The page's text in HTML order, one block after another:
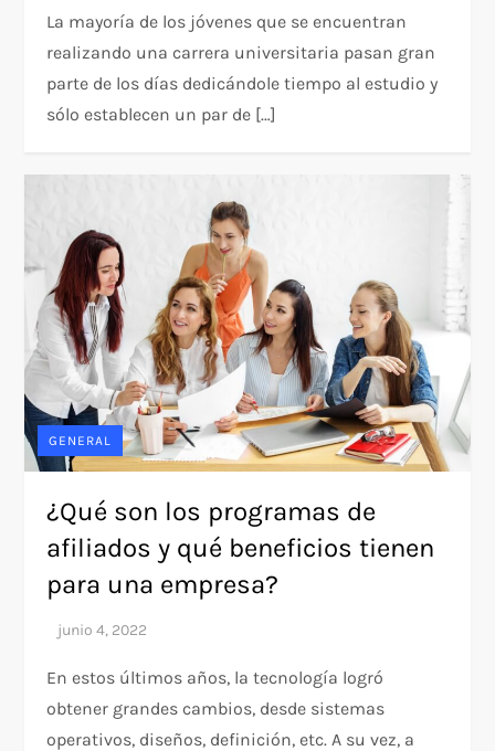
La mayoría de los jóvenes que se encuentran
realizando una carrera universitaria pasan gran
parte de los días dedicándole tiempo al estudio y
sólo establecen un par de […]
GENERAL
¿Qué son los programas de
afiliados y qué beneficios tienen
para una empresa?
En estos últimos años, la tecnología logró
obtener grandes cambios, desde sistemas
operativos, diseños, definición, etc. A su vez, a